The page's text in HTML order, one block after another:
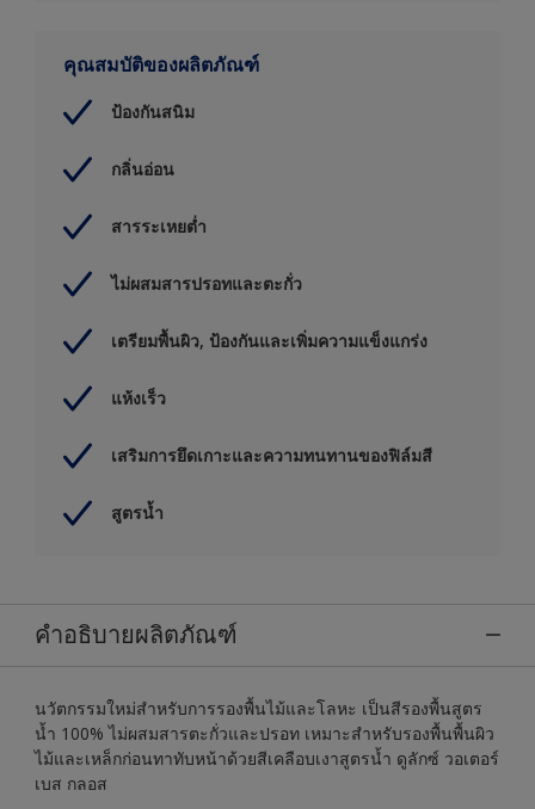
คุณสมบัติของผลิตภัณฑ์
ป้องกันสนิม
กลิ่นอ่อน
สารระเหยต่ำ
ไม่ผสมสารปรอทและตะกั่ว
เตรียมพื้นผิว, ป้องกันและเพิ่มความแข็งแกร่ง
แห้งเร็ว
เสริมการยึดเกาะและความทนทานของฟิล์มสี
สูตรน้ำ
คำอธิบายผลิตภัณฑ์
นวัตกรรมใหม่สำหรับการรองพื้นไม้และโลหะ เป็นสีรองพื้นสูตร
น้ำ 100% ไม่ผสมสารตะกั่วและปรอท เหมาะสำหรับรองพื้นพื้นผิว
ไม้และเหล็กก่อนทาทับหน้าด้วยสีเคลือบเงาสูตรน้ำ ดูลักซ์ วอเตอร์
เบส กลอส